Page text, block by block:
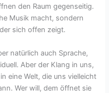
den Raum gegenseitig.
Musik macht, sondern
sich offen zeigt.
natürlich auch Sprache,
Aber der Klang in uns,
eine Welt, die uns vielleicht
Wer will, dem öffnet sie